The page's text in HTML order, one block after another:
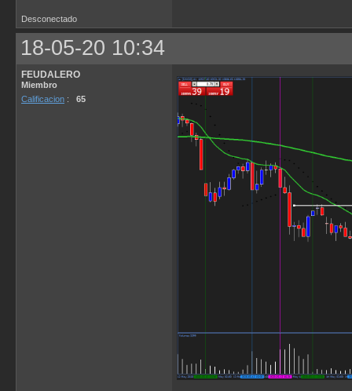
Desconectado
18-05-20 10:34
FEUDALERO
Miembro
Calificacion : 65